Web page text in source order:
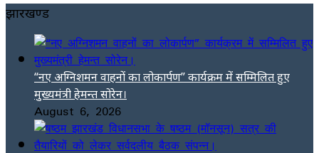
झारखण्ड
“नए अग्निशमन वाहनों का लोकार्पण” कार्यक्रम में सम्मिलित हुए
मुख्यमंत्री हेमन्त सोरेन।
August 6, 2026